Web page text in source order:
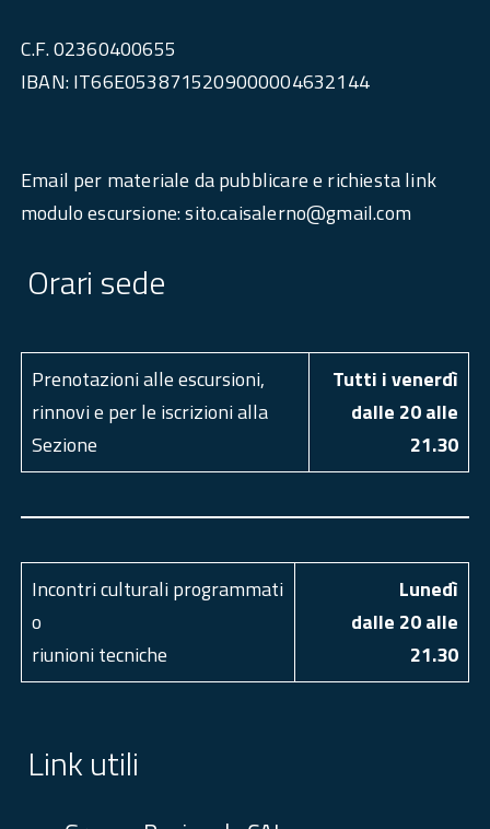
C.F. 02360400655
IBAN: IT66E0538715209000004632144
Email per materiale da pubblicare e richiesta link
modulo escursione: sito.caisalerno@gmail.com
Orari sede
Prenotazioni alle escursioni,
rinnovi e per le iscrizioni alla
Sezione
Tutti i venerdì
dalle 20 alle
21.30
Incontri culturali programmati
o
riunioni tecniche
Lunedì
dalle 20 alle
21.30
Link utili